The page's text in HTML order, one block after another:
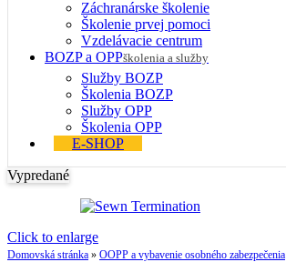
Záchranárske školenie
Školenie prvej pomoci
Vzdelávacie centrum
BOZP a OPPškolenia a služby
Služby BOZP
Školenia BOZP
Služby OPP
Školenia OPP
E-SHOP
Vypredané
Click to enlarge
Domovská stránka » OOPP a vybavenie osobného zabezpečenia